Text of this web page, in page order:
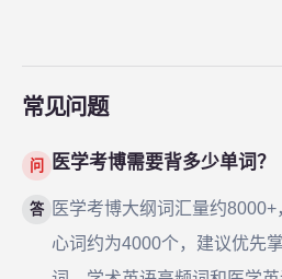
常见问题
问 医学考博需要背多少单词？
答
医学考博大纲词汇量约
心词约为4000个，建议优先